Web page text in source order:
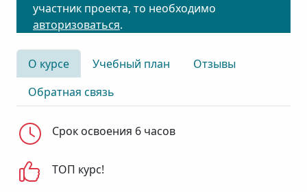
участник проекта, то необходимо
авторизоваться.
О курсе Учебный план
Отзывы
Обратная связь
Срок освоения 6 часов
ТОП курс!